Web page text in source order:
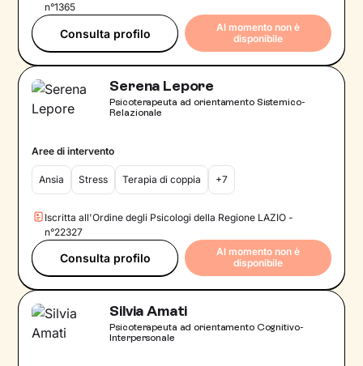
n°1365
Consulta profilo
Al momento non è
disponibile
Serena Lepore
Psicoterapeuta ad orientamento Sistemico-
Relazionale
Aree di intervento
Ansia Stress Terapia di coppia +7
Iscritta all'Ordine degli Psicologi della Regione LAZIO -
n°22327
Consulta profilo
Al momento non è
disponibile
Silvia Amati
Psicoterapeuta ad orientamento Cognitivo-
Interpersonale